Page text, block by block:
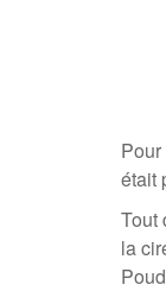
était
Tout
la